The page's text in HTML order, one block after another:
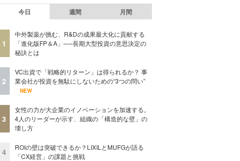
今日 週間 月間
1
中外製薬が挑む、R&Dの成果最大化に貢献する
「進化版FP＆A」──長期大型投資の意思決定の
秘訣とは
2
VC出資で「戦略的リターン」は得られるか？ 事
業会社が投資を無駄にしないための“3つの問い”
NEW
3
女性の力が大企業のイノベーションを加速する。
4人のリーダーが示す、組織の「構造的な壁」の
壊し方
4
ROIの壁は突破できるか？LIXILとMUFGが語る
「CX経営」の課題と挑戦